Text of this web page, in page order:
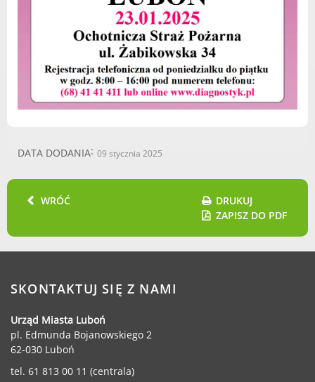
Urząd Skarbowy
Państwowe Gospodarstwo Wodne
Wody Polskie
Dane adresowe, wydziały i sprawy
DATA DODANIA 09 stycznia 2025
WRÓĆ
DRUKUJ
ZAPISZ DO PDF
SKONTAKTUJ SIĘ Z NAMI
Urząd Miasta Luboń
pl. Edmunda Bojanowskiego 2
62-030 Luboń
tel. 61 813 00 11 (centrala)